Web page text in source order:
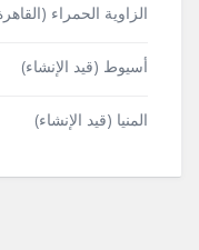
الزاوية الحمراء
أسيوط (قيد الإنشاء)
المنيا (قيد الإنشاء)